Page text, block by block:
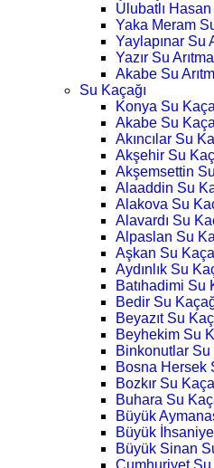
Ulubatlı Hasan
Yaka Meram
Yaylapınar Su
Yazır Su
Akabe Su
Su Kaçağı
Konya Su
Akabe Su
Akıncılar Su
Akşehir Su
Akşemsettin
Alaaddin Su
Alakova Su
Alavardı Su
Alpaslan Su
Aşkan Su
Aydınlık Su
Batıhadimi Su
Bedir Su
Beyazıt Su
Beyhekim Su
Binkonutlar Su
Bosna Hersek
Bozkır Su
Buhara Su
Büyük
Büyük
Büyük Sinan